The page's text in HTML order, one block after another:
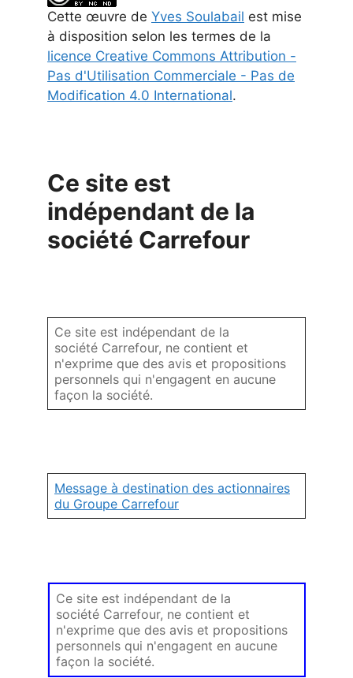
Cette œuvre de Yves Soulabail est mise
à disposition selon les termes de la
licence Creative Commons Attribution -
Pas d'Utilisation Commerciale - Pas de
Modification 4.0 International.
Ce site est
indépendant de la
société Carrefour
Ce site est indépendant de la
société Carrefour, ne contient et
n'exprime que des avis et propositions
personnels qui n'engagent en aucune
façon la société.
Message à destination des actionnaires
du Groupe Carrefour
Ce site est indépendant de la
société Carrefour, ne contient et
n'exprime que des avis et propositions
personnels qui n'engagent en aucune
façon la société.